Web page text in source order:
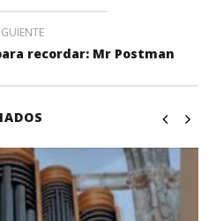
recordar: Mr Postman